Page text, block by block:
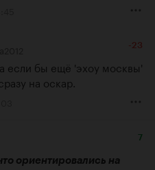
-23
если бы ещё 'эхоу москвы'
на оскар.
7
ориентировались на